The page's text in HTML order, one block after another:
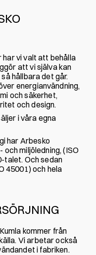
vi valt att behålla
att vi själva kan
hållbara det går.
energianvändning,
och säkerhet,
och design.
i våra egna
har Arbesko
miljöledning, (ISO
talet. Och sedan
45001) och hela
kommer från
Vi arbetar också
i fabriken.